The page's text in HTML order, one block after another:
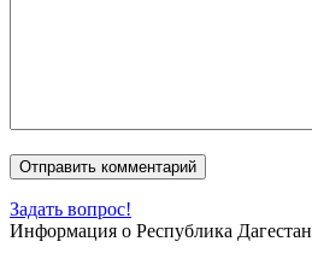
Задать вопрос!
Информация о Республика Дагестан